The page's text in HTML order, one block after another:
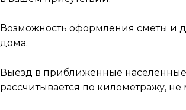
Возможность оформления сметы и
дома.
Выезд в приближенные
рассчитывается по километражу, не